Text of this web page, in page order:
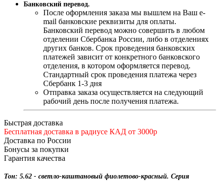
Банковский перевод.
После оформления заказа мы вышлем на Ваш e-
mail банковские реквизиты для оплаты.
Банковский перевод можно совершить в любом
отделении Сбербанка России, либо в отделениях
других банков. Срок проведения банковских
платежей зависит от конкретного банковского
отделения, в котором оформляется перевод.
Стандартный срок проведения платежа через
Сбербанк 1-3 дня
Отправка заказа осуществляется на следующий
рабочий день после получения платежа.
Быстрая доставка
Бесплатная доставка в радиусе КАД от 3000р
Доставка по России
Бонусы за покупки
Гарантия качества
Тон: 5.62 - светло-каштановый фиолетово-красный. Серия